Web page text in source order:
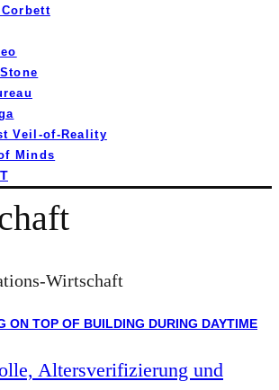
Veil-of-Reality
Minds
Wirtschaft
Altersverifizierung und